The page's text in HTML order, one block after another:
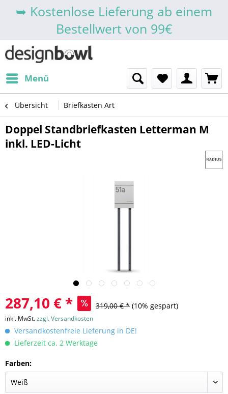
➥ Kostenlose Lieferung ab einem
Bestellwert von 99€
Menü
Übersicht Briefkasten Art
Doppel Standbriefkasten Letterman M
inkl. LED-Licht
287,10 € * 319,00 € * (10% gespart)
inkl. MwSt.zzgl. Versandkosten
Versandkostenfreie Lieferung in DE!
Lieferzeit ca. 2 Werktage
Farben: